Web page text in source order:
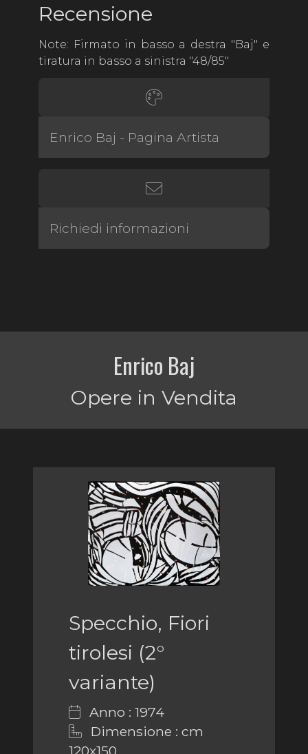
Recensione
Note: Firmato in basso a destra "Baj" e
tiratura in basso a sinistra "48/85"
Enrico Baj - Pagina Artista
Richiedi informazioni
Enrico Baj
Opere in Vendita
Specchio, Fiori
tirolesi (2°
variante)
Anno : 1974
Dimensione : cm
120x150